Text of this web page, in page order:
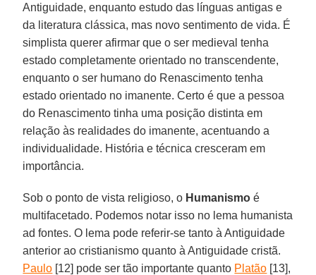
Antiguidade, enquanto estudo das línguas antigas e
da literatura clássica, mas novo sentimento de vida. É
simplista querer afirmar que o ser medieval tenha
estado completamente orientado no transcendente,
enquanto o ser humano do Renascimento tenha
estado orientado no imanente. Certo é que a pessoa
do Renascimento tinha uma posição distinta em
relação às realidades do imanente, acentuando a
individualidade. História e técnica cresceram em
importância.
Sob o ponto de vista religioso, o Humanismo é
multifacetado. Podemos notar isso no lema humanista
ad fontes. O lema pode referir-se tanto à Antiguidade
anterior ao cristianismo quanto à Antiguidade cristã.
Paulo [12] pode ser tão importante quanto Platão [13],